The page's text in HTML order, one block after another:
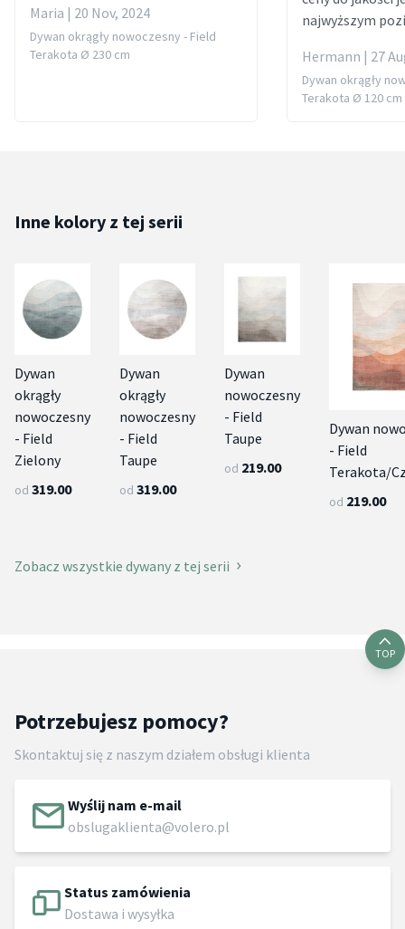
Maria | 20 Nov, 2024
Dywan okrągły nowoczesny - Field
Terakota Ø 230 cm
najwyższym
Hermann | 27
Dywan okrągły
Terakota Ø 120 cm
Inne kolory z tej serii
Dywan
okrągły
nowoczesny
- Field
Zielony
od 319.00
Dywan
okrągły
nowoczesny
- Field
Taupe
od 319.00
Dywan
nowoczesny
- Field
Taupe
od 219.00
Dywan
- Field
Terakota/
od 219.00
Zobacz wszystkie dywany z tej serii
TOP
Potrzebujesz pomocy?
Skontaktuj się z naszym działem obsługi klienta
Wyślij nam e-mail
obslugaklienta@volero.pl
Status zamówienia
Dostawa i wysyłka